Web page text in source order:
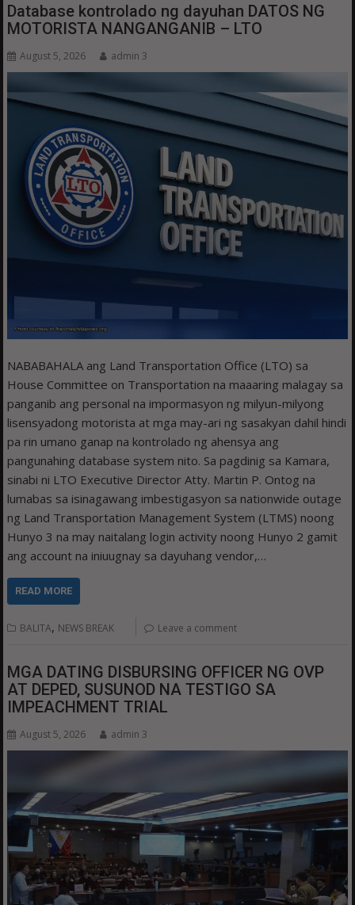
Database kontrolado ng dayuhan DATOS NG
MOTORISTA NANGANGANIB – LTO
August 5, 2026 admin 3
NABABAHALA ang Land Transportation Office (LTO) sa
House Committee on Transportation na maaaring malagay sa
panganib ang personal na impormasyon ng milyun-milyong
lisensyadong motorista at mga may-ari ng sasakyan dahil hindi
pa rin umano ganap na kontrolado ng ahensya ang
pangunahing database system nito. Sa pagdinig sa Kamara,
sinabi ni LTO Executive Director Atty. Martin P. Ontog na
lumabas sa isinagawang imbestigasyon sa nationwide outage
ng Land Transportation Management System (LTMS) noong
Hunyo 3 na may naitalang login activity noong Hunyo 2 gamit
ang account na iniuugnay sa dayuhang vendor,…
READ MORE
BALITA, NEWS BREAK Leave a comment
MGA DATING DISBURSING OFFICER NG OVP
AT DEPED, SUSUNOD NA TESTIGO SA
IMPEACHMENT TRIAL
August 5, 2026 admin 3